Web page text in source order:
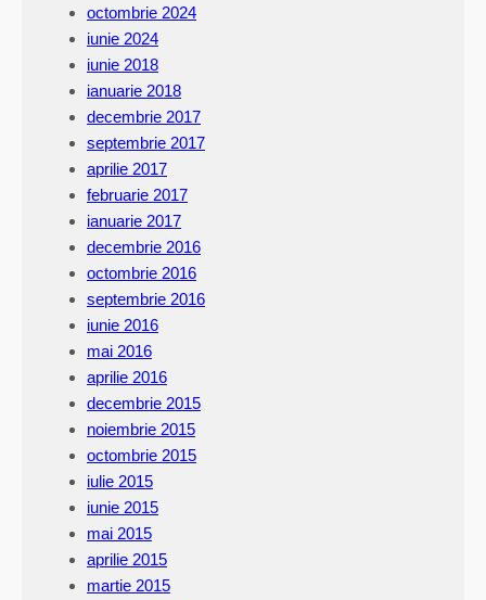
3
i
u
n
i
e
2
0
2
4
octombrie 2024
iunie 2024
iunie 2018
ianuarie 2018
decembrie 2017
septembrie 2017
aprilie 2017
februarie 2017
ianuarie 2017
decembrie 2016
octombrie 2016
septembrie 2016
iunie 2016
mai 2016
aprilie 2016
decembrie 2015
noiembrie 2015
octombrie 2015
iulie 2015
iunie 2015
mai 2015
aprilie 2015
martie 2015